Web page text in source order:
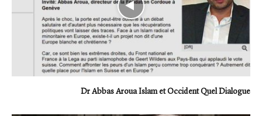
Dr Abbas Aroua Islam et Occident Quel Dialogue